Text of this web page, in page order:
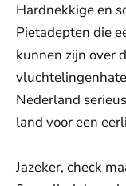
Hardnekkige en
Pietadepten die
kunnen zijn over
Nederland
land voor een
Jazeker, check